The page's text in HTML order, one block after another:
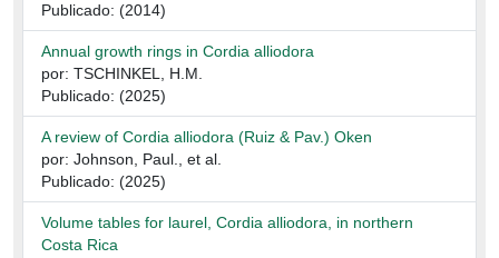
Publicado: (2014)
Annual growth rings in Cordia alliodora
por: TSCHINKEL, H.M.
Publicado: (2025)
A review of Cordia alliodora (Ruiz & Pav.) Oken
por: Johnson, Paul., et al.
Publicado: (2025)
Volume tables for laurel, Cordia alliodora, in northern
Costa Rica